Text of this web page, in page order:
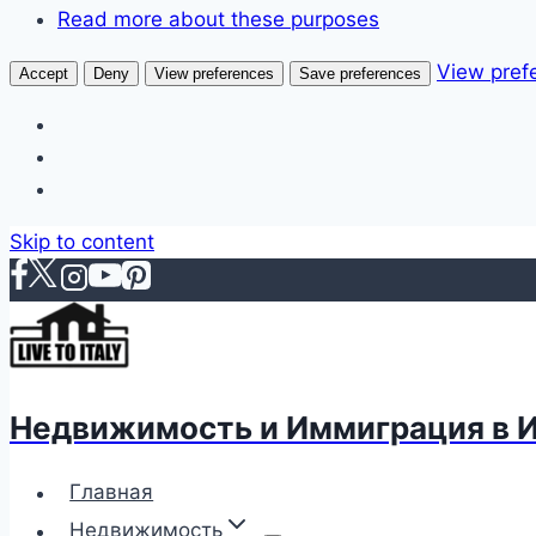
Read more about these purposes
Accept Deny View preferences Save preferences View
Skip to content
Недвижимость и Иммиграция в
Главная
Недвижимость